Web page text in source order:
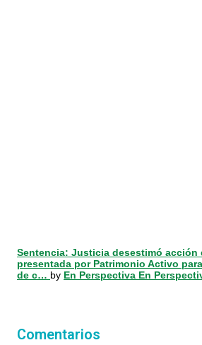
Sentencia: Justicia desestimó acción
presentada por Patrimonio Activo
de c… by En Perspectiva En
Comentarios